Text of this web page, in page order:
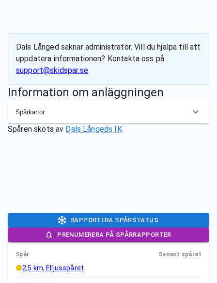
Dals Långedsaknar administratör. Vill du hjälpa till att
uppdatera informationen? Kontakta oss på
support@skidspar.se
Information om anläggningen
Spårkartor
Spåren sköts av Dals Långeds IK
RAPPORTERA SPÅRSTATUS
PRENUMERERA PÅ SPÅRRAPPORTER
Spår Senast spårat
2,5 km, Elljusspåret